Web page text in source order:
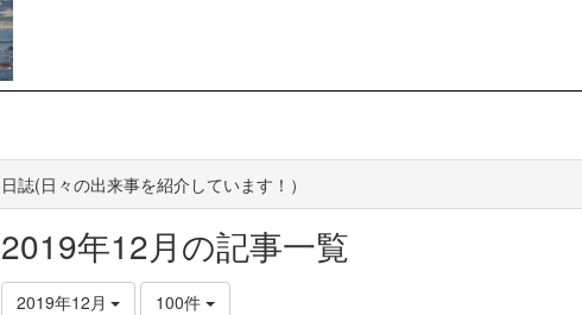
日誌(日々の出来事を紹介しています！）
2019年12月の記事一覧
2019年12月 100件